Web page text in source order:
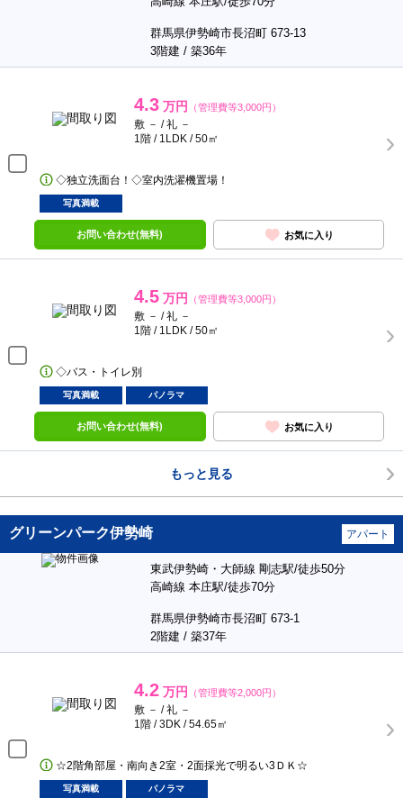
群馬県伊勢崎市長沼町 673-13
3階建 / 築36年
4.3 万円 （管理費等3,000円）
敷 － / 礼 －
1階 / 1LDK / 50㎡
◇独立洗面台！◇室内洗濯機置場！
写真満載
お問い合わせ(無料) お気に入り
4.5 万円 （管理費等3,000円）
敷 － / 礼 －
1階 / 1LDK / 50㎡
◇バス・トイレ別
写真満載 パノラマ
お問い合わせ(無料) お気に入り
もっと見る
グリーンパーク伊勢崎 アパート
東武伊勢崎・大師線 剛志駅/徒歩50分
高崎線 本庄駅/徒歩70分
群馬県伊勢崎市長沼町 673-1
2階建 / 築37年
4.2 万円 （管理費等2,000円）
敷 － / 礼 －
1階 / 3DK / 54.65㎡
☆2階角部屋・南向き2室・2面採光で明るい3ＤＫ☆
写真満載 パノラマ